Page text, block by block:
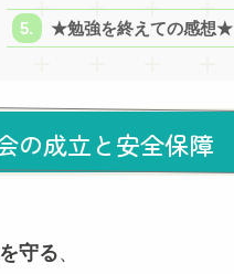
★勉強を終えての感想★
の成立と安全保障
守る、